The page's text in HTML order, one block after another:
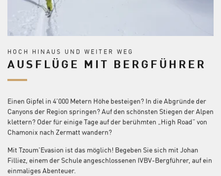
HOCH HINAUS UND WEITER WEG
AUSFLÜGE MIT BERGFÜHRER
Einen Gipfel in 4'000 Metern Höhe besteigen? In die Abgründe der
Canyons der Region springen? Auf den schönsten Stiegen der Alpen
klettern? Oder für einige Tage auf der berühmten „High Road” von
Chamonix nach Zermatt wandern?
Mit Tzoum'Evasion ist das möglich! Begeben Sie sich mit Johan
Filliez, einem der Schule angeschlossenen IVBV-Bergführer, auf ein
einmaliges Abenteuer.